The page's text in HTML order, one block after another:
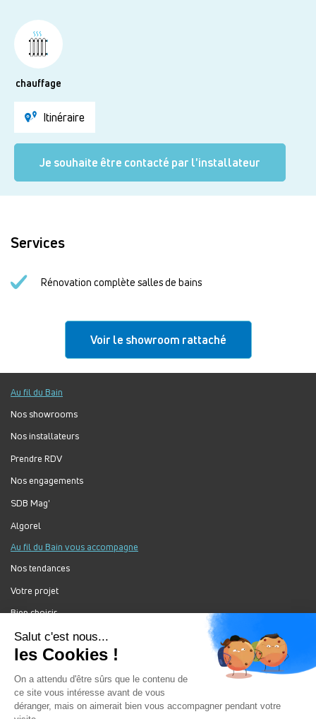
chauffage
Itinéraire
Je souhaite être contacté par l'installateur
Services
Rénovation complète salles de bains
Voir le showroom rattaché
Au fil du Bain
Nos showrooms
Nos installateurs
Prendre RDV
Nos engagements
SDB Mag'
Algorel
Au fil du Bain vous accompagne
Nos tendances
Votre projet
Bien choisir
Forum Au Fil du Bain
Nos produits